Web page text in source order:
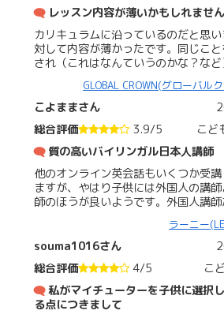
レッスン内容が薄いかもしれません
カリキュラムに沿っているのだと思
対して内容が薄かったです。同じこ
され（これはなんていうのかな？な
GLOBAL CROWN(グローバル
こよままさん
こど
総合評価
3.9/5
質の高いバイリンガル日本人講師
他のオンライン英会話もいくつか受
ますが、やはり子供には外国人の講
師のほうが良いようです。外国人講
ラーニー
souma1016さん
こ
総合評価
4/5
私がマイチューターを子供に選択
る点につきまして